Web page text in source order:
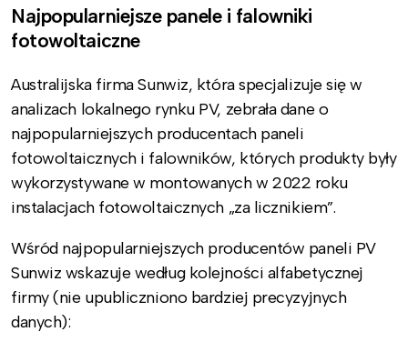
Najpopularniejsze panele i falowniki
fotowoltaiczne
Australijska firma Sunwiz, która specjalizuje się w
analizach lokalnego rynku PV, zebrała dane o
najpopularniejszych producentach paneli
fotowoltaicznych i falowników, których produkty były
wykorzystywane w montowanych w 2022 roku
instalacjach fotowoltaicznych „za licznikiem”.
Wśród najpopularniejszych producentów paneli PV
Sunwiz wskazuje według kolejności alfabetycznej
firmy (nie upubliczniono bardziej precyzyjnych
danych):